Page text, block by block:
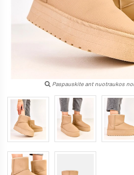
Paspauskite ant nuotraukos